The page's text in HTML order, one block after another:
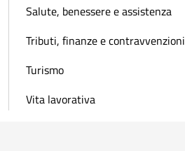
Salute, benessere e assistenza
Tributi, finanze e contravvenzioni
Turismo
Vita lavorativa